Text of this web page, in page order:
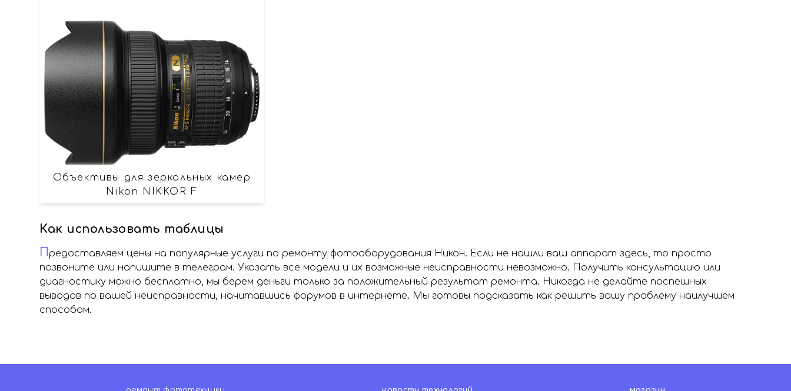
Объективы для зеркальных камер
Nikon NIKKOR F
Как использовать таблицы
Предоставляем цены на популярные услуги по ремонту фотооборудования Никон. Если не нашли ваш аппарат здесь, то просто
позвоните или напишите в телеграм. Указать все модели и их возможные неисправности невозможно. Получить консультацию или
диагностику можно бесплатно, мы берем деньги только за положительный результат ремонта. Никогда не делайте поспешных
выводов по вашей неисправности, начитавшись форумов в интернете. Мы готовы подсказать как решить вашу проблему наилучшем
способом.